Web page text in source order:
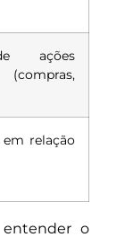
ações
relação
entender o